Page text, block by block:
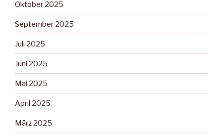
Oktober 2025
September 2025
Juli 2025
Juni 2025
Mai 2025
April 2025
März 2025